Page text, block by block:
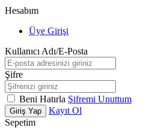
Hesabım
Üye Girişi
Kullanıcı Adı/E-Posta
Şifre
Beni Hatırla Şifremi Unuttum
Giriş Yap
Kayıt Ol
Sepetim